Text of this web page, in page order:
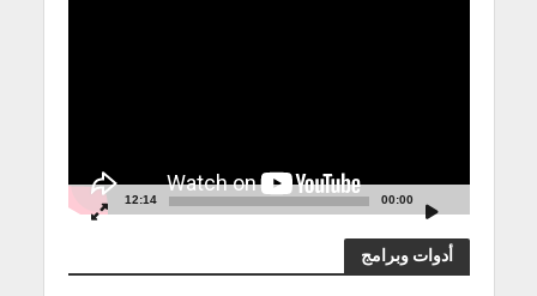
00:00
12:14
أدوات وبرامج